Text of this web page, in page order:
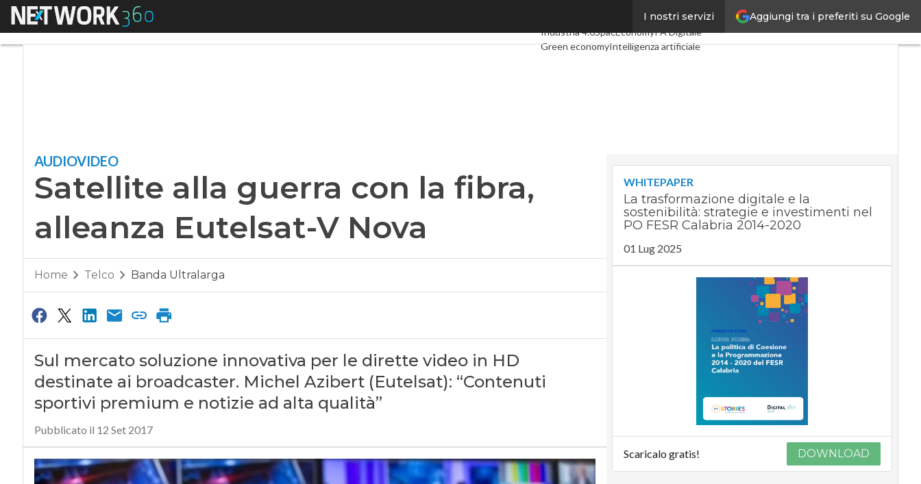
Aggiungi tra i preferiti su Google
I nostri servizi
Menu Digital EconomyTelco
Industria 4.0SpacEconomyPA Digitale
Green economyIntelligenza artificiale
AUDIOVIDEO
Satellite alla guerra con la fibra,
alleanza Eutelsat-V Nova
Home Telco Banda Ultralarga
Sul mercato soluzione innovativa per le dirette video in HD
destinate ai broadcaster. Michel Azibert (Eutelsat): “Contenuti
sportivi premium e notizie ad alta qualità”
Pubblicato il 12 Set 2017
WHITEPAPER
La trasformazione digitale e la
sostenibilità: strategie e investimenti nel
PO FESR Calabria 2014-2020
01 Lug 2025
Scaricalo gratis! DOWNLOAD